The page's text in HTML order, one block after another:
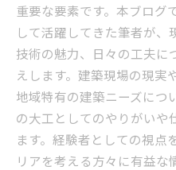
重要な要素です。本ブログ
して活躍してきた筆者が
技術の魅力、日々の工夫に
えします。建築現場の現実
地域特有の建築ニーズにつ
の大工としてのやりがいや
ます。経験者としての視点
リアを考える方々に有益な